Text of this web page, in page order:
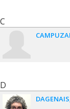
C
D
DAGENAIS